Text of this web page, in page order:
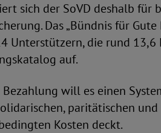
sich der SoVD deshalb für
Das „Bündnis für Gute
Unterstützern, die rund
auf.
will es einen
paritätischen und
Kosten deckt.